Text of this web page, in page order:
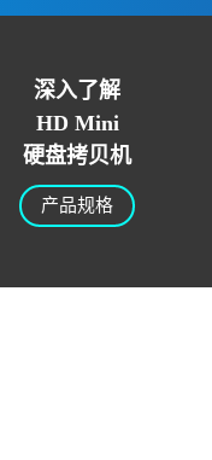
深入了解
HD Mini
硬盘拷贝机
产品规格